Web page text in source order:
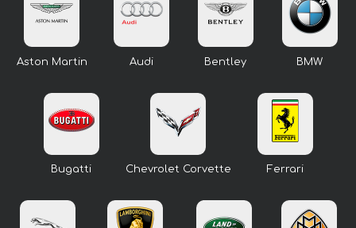
Aston Martin Audi Bentley BMW
Bugatti Chevrolet Corvette Ferrari